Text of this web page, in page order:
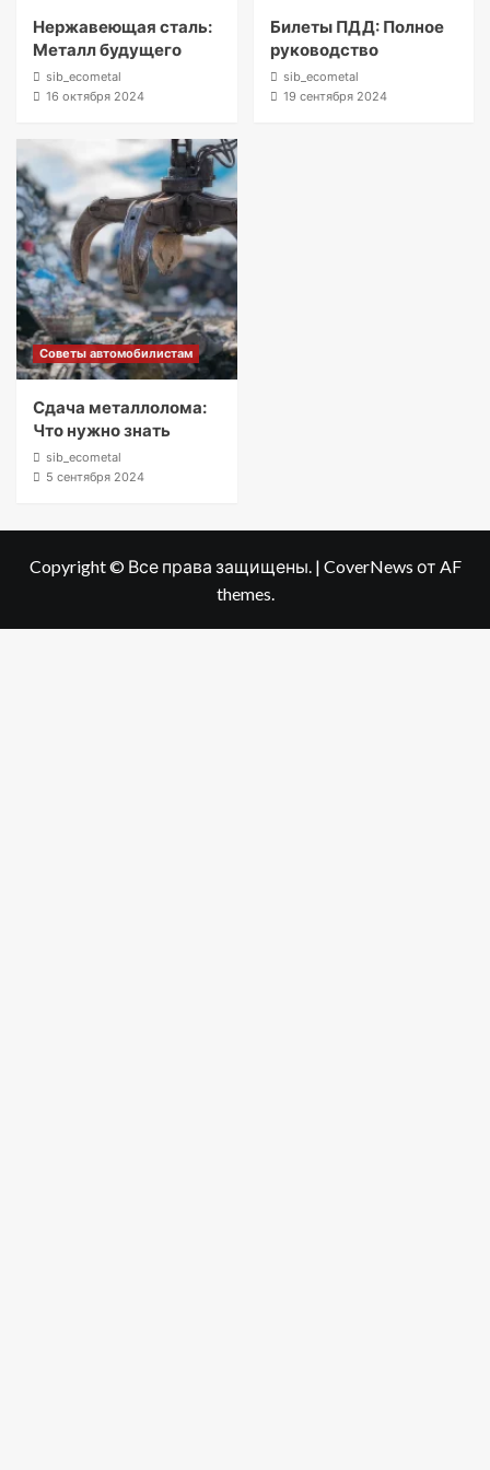
Нержавеющая сталь:
Металл будущего
sib_ecometal
16 октября 2024
Билеты ПДД: Полное
руководство
sib_ecometal
19 сентября 2024
Советы автомобилистам
Сдача металлолома:
Что нужно знать
sib_ecometal
5 сентября 2024
Copyright © Все права защищены. | CoverNews от AF
themes.